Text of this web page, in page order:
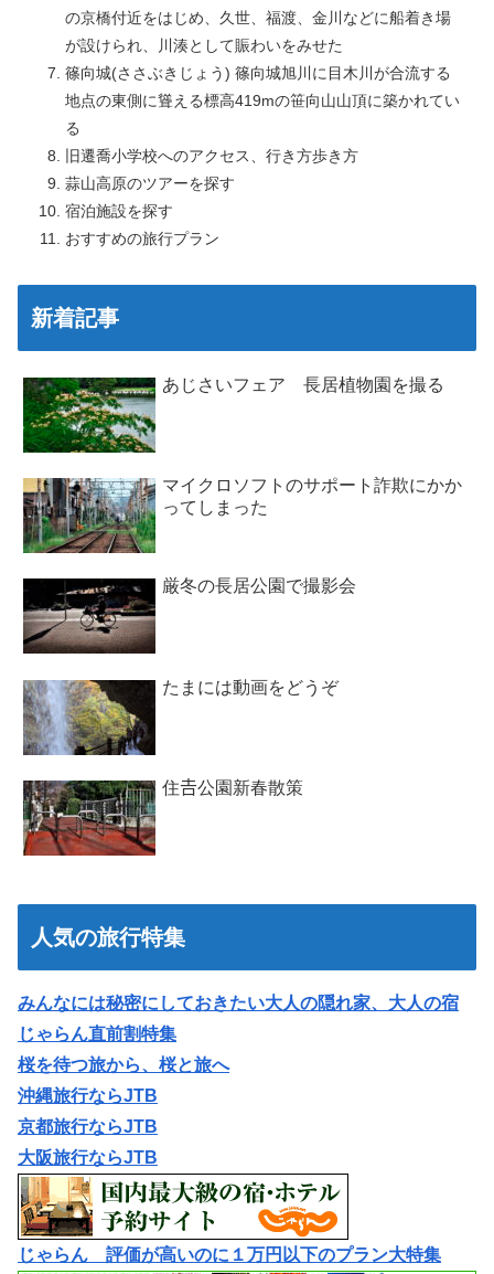
の京橋付近をはじめ、久世、福渡、金川などに船着き場
が設けられ、川湊として賑わいをみせた
篠向城(ささぶきじょう) 篠向城旭川に目木川が合流する
地点の東側に聳える標高419mの笹向山山頂に築かれてい
る
旧遷喬小学校へのアクセス、行き方歩き方
蒜山高原のツアーを探す
宿泊施設を探す
おすすめの旅行プラン
新着記事
あじさいフェア 長居植物園を撮る
マイクロソフトのサポート詐欺にかか
ってしまった
厳冬の長居公園で撮影会
たまには動画をどうぞ
住𠮷公園新春散策
人気の旅行特集
みんなには秘密にしておきたい大人の隠れ家、大人の宿
じゃらん直前割特集
桜を待つ旅から、桜と旅へ
沖縄旅行ならJTB
京都旅行ならJTB
大阪旅行ならJTB
じゃらん 評価が高いのに１万円以下のプラン大特集